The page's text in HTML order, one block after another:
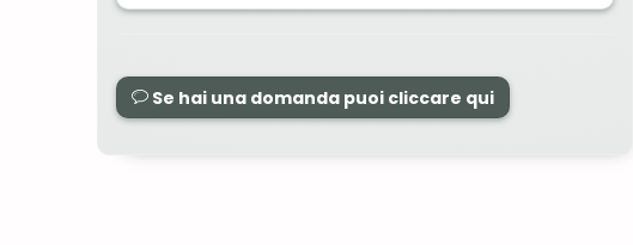
Se hai una domanda puoi cliccare qui